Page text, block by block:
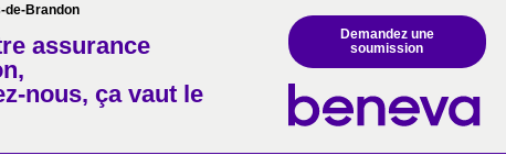
de-Brandon
assurance
nous, ça vaut le
Demandez une
soumission